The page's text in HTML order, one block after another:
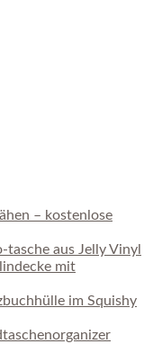
– kostenlose
tasche aus Jelly Vinyl
mit
im Squishy